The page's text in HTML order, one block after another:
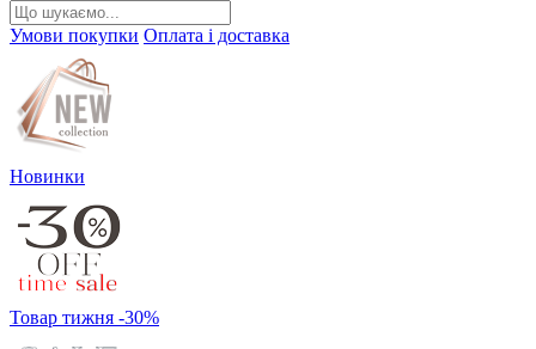
Умови покупки Оплата і доставка
Новинки
Товар тижня -30%